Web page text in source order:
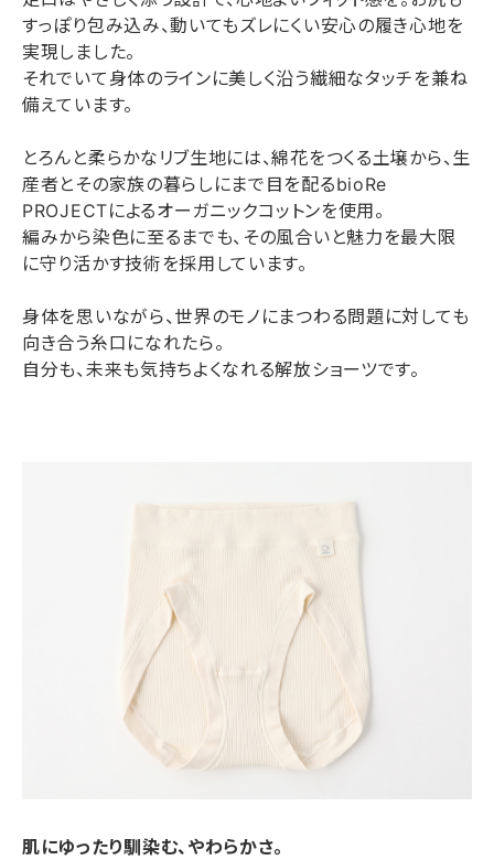
すっぽり包み込み、動いてもズレにくい安心の履き心地を
実現しました。
それでいて身体のラインに美しく沿う繊細なタッチを兼ね
備えています。
とろんと柔らかなリブ生地には、綿花をつくる土壌から、生
産者とその家族の暮らしにまで目を配るbioRe
PROJECTによるオーガニックコットンを使用。
編みから染色に至るまでも、その風合いと魅力を最大限
に守り活かす技術を採用しています。
身体を思いながら、世界のモノにまつわる問題に対しても
向き合う糸口になれたら。
自分も、未来も気持ちよくなれる解放ショーツです。
肌にゆったり馴染む、やわらかさ。